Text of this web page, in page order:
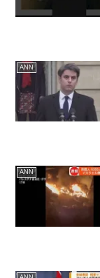
ANN
ANN